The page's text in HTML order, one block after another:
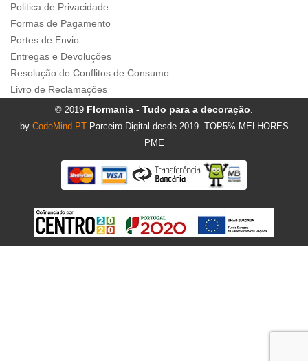
Politica de Privacidade
Formas de Pagamento
Portes de Envio
Entregas e Devoluções
Resolução de Conflitos de Consumo
Livro de Reclamações
© 2019 Flormania - Tudo para a decoração
by CodeMind.PT Parceiro Digital desde 2019. TOP5% MELHORES
PME